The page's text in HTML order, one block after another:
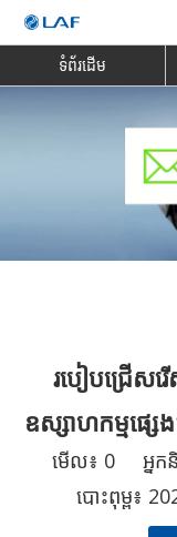
ទំព័រដើម
របៀបជ្រើសរ
ឧស្សាហកម្មផ្សេ
មើល៖ 0 អ្នកនិ
បោះពុម្ព៖